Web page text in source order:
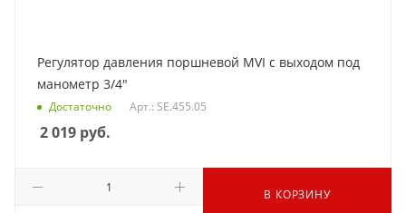
Регулятор давления поршневой MVI с выходом под
манометр 3/4"
Достаточно Арт.: SE.455.05
2 019 руб.
В КОРЗИНУ